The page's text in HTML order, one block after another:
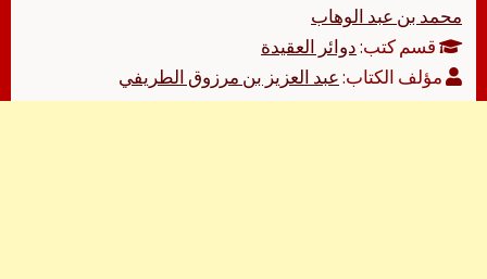
محمد بن عبد الوهاب
قسم كتب:دوائر العقيدة
مؤلف الكتاب:عبد العزيز بن مرزوق الطريفي